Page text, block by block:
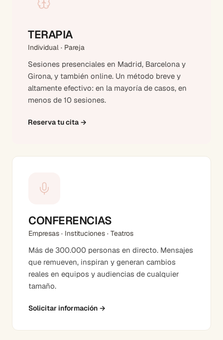
TERAPIA
Individual · Pareja
Sesiones presenciales en Madrid, Barcelona y
Girona, y también online. Un método breve y
altamente efectivo: en la mayoría de casos, en
menos de 10 sesiones.
Reserva tu cita →
CONFERENCIAS
Empresas · Instituciones · Teatros
Más de 300.000 personas en directo. Mensajes
que remueven, inspiran y generan cambios
reales en equipos y audiencias de cualquier
tamaño.
Solicitar información →